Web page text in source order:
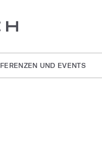
UND EVENTS